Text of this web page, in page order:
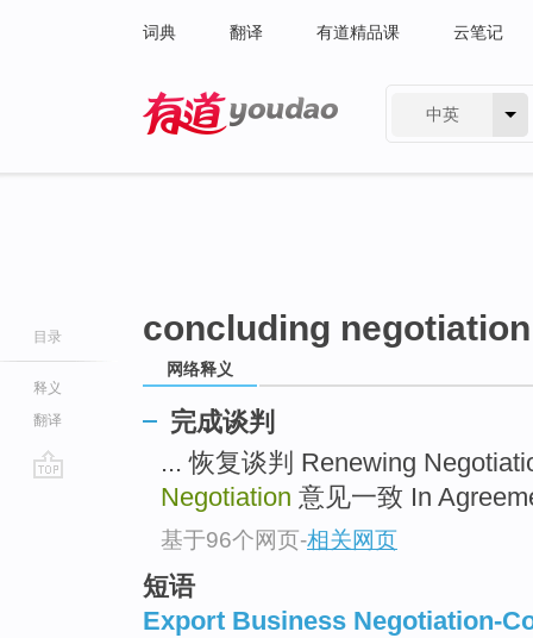
词典 翻译 有道精品课 云笔记
中英
目录
释义
翻译
concluding negotiation
网络释义
完成谈判
... 恢复谈判 Renewing
Negotiation 意见一致 In
基于96个网页-相关网页
短语
Export Business Negotiation-